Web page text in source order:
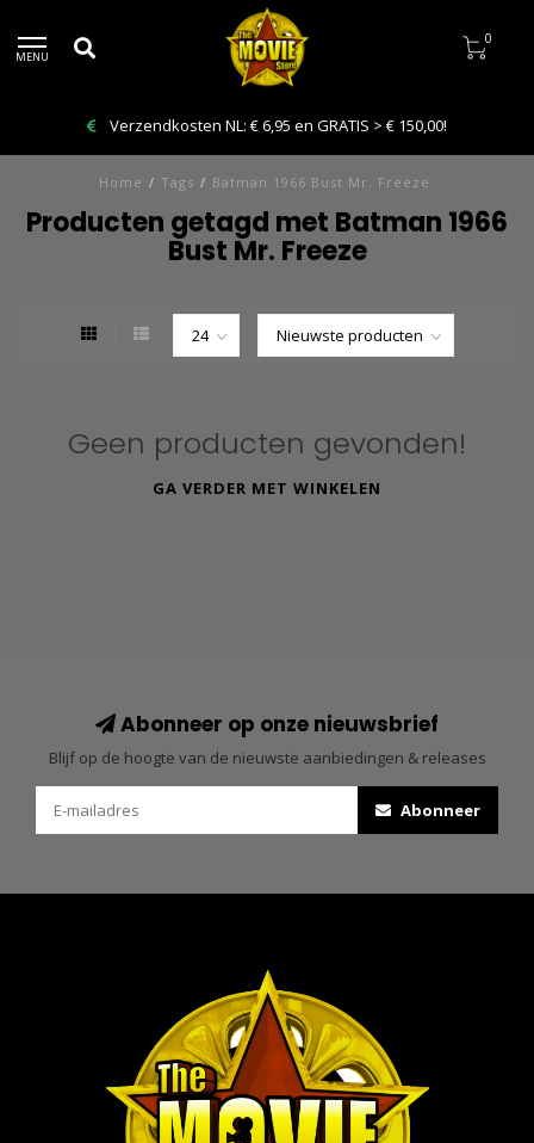
MENU
0
Verzendkosten NL: € 6,95 en GRATIS > € 150,00!
Home / Tags / Batman 1966 Bust Mr. Freeze
Producten getagd met Batman 1966
Bust Mr. Freeze
Geen producten gevonden!
GA VERDER MET WINKELEN
Abonneer op onze nieuwsbrief
Blijf op de hoogte van de nieuwste aanbiedingen & releases
Abonneer